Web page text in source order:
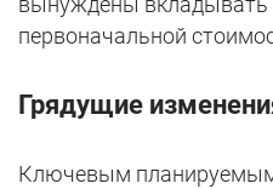
первоначальной
Грядущие
Ключевым